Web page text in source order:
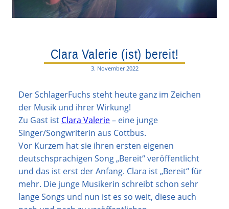
Clara Valerie (ist) bereit!
3. November 2022
Der SchlagerFuchs steht heute ganz im Zeichen
der Musik und ihrer Wirkung!
Zu Gast ist Clara Valerie– eine junge
Singer/Songwriterin aus Cottbus.
Vor Kurzem hat sie ihren ersten eigenen
deutschsprachigen Song „Bereit“ veröffentlicht
und das ist erst der Anfang. Clara ist „Bereit“ für
mehr. Die junge Musikerin schreibt schon sehr
lange Songs und nun ist es so weit, diese auch